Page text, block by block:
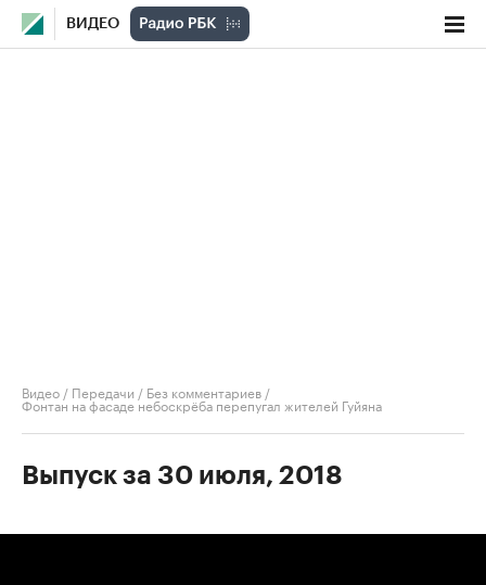
ВИДЕО
Видео / Передачи / Без комментариев /
Фонтан на фасаде небоскрёба перепугал жителей Гуйяна
Выпуск за 30 июля, 2018